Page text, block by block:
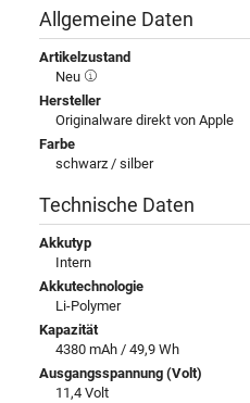
Allgemeine Daten
Artikelzustand
Neu
Hersteller
Originalware direkt von Apple
Farbe
schwarz / silber
Technische Daten
Akkutyp
Intern
Akkutechnologie
Li-Polymer
Kapazität
4380 mAh / 49,9 Wh
Ausgangsspannung (Volt)
11,4 Volt